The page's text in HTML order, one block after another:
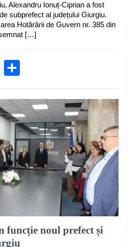
Alexandru Ionuț-Ciprian a fost
subprefect al județului Giurgiu.
Hotărârii de Guvern nr. 385 din
[…]
LinkedIn
funcție noul prefect și